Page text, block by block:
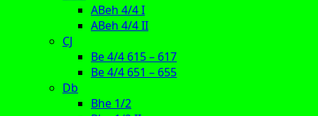
ABeh 4/4 I
ABeh 4/4 II
CJ
Be 4/4 615 – 617
Be 4/4 651 – 655
Db
Bhe 1/2